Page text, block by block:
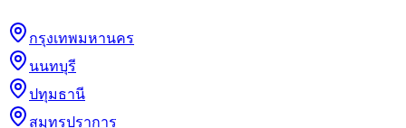
กรุงเทพมหานคร
นนทบุรี
ปทุมธานี
สมุทรปราการ